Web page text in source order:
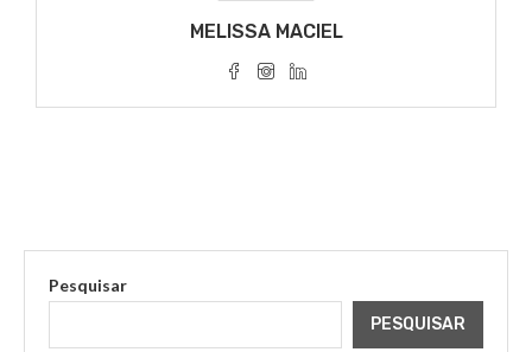
MELISSA MACIEL
Pesquisar
PESQUISAR